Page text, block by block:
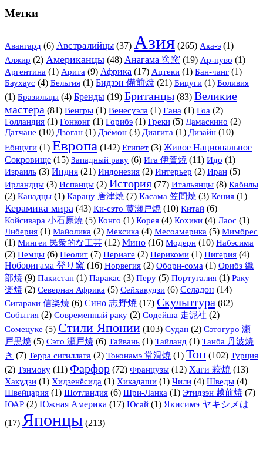
Метки
Авангард (6) Австралийцы (37) Азия (265) Ака-э (1)
Алжир (2) Американцы (48) Анагама 窖窯 (19) Ар-нуво (1)
Аргентина (1) Арита (9) Африка (17) Ацтеки (1) Бан-чанг (1)
Баухаус (4) Бельгия (1) Бидзэн 備前焼 (21) Бицуги (1) Боливия
(1) Бразильцы (4) Бренды (19) Британцы (83) Великие
мастера (81) Венгры (1) Венесуэла (1) Гана (1) Гоа (2)
Голландия (1) Гонконг (1) Горибэ (1) Греки (5) Дамаскино (2)
Датчане (10) Дзоган (1) Дзёмон (3) Диагита (1) Дизайн (10)
Ебицуги (1) Европа (142) Египет (3) Живое Национальное
Сокровище (15) Западный раку (6) Ига 伊賀焼 (11) Идо (1)
Израиль (3) Индия (21) Индонезия (2) Интерьер (2) Иран (5)
Ирландцы (3) Испанцы (2) История (77) Итальянцы (8) Кабилы
(2) Канадцы (1) Карацу 唐津焼 (7) Касама 笠間焼 (3) Кения (1)
Керамика мира (43) Ки-сэто 黄瀬戸焼 (10) Китай (6)
Койсивара 小石原焼 (5) Конго (1) Корея (4) Кохики (4) Лаос (1)
Либерия (1) Майолика (2) Мексика (4) Месоамерика (5) Мимбрес
(1) Мингеи 民衆的な工芸 (12) Мино (16) Модерн (10) Набэсима
(2) Немцы (6) Неолит (7) Нериаге (2) Нерикоми (1) Нигерия (4)
Ноборигама 登り窯 (16) Норвегия (2) Обори-сома (1) Орибэ 織
部焼 (9) Пакистан (1) Паракас (3) Перу (5) Португалия (1) Раку
楽焼 (2) Северная Африка (5) Сейхакудзи (6) Селадон (14)
Сигараки 信楽焼 (6) Сино 志野焼 (17) Скульптура (82)
События (2) Современный раку (2) Содейша 走泥社 (2)
Сомецуке (5) Стили Японии (103) Судан (2) Сэтогуро 瀬
戸黒焼 (5) Сэто 瀬戸焼 (6) Тайвань (1) Тайланд (1) Танба 丹波焼
き (7) Терра сигиллата (2) Токонамэ 常滑焼 (1) Топ (102) Турция
(2) Тэнмоку (11) Фарфор (72) Французы (12) Хаги 萩焼 (13)
Хакудзи (1) Хидзенёсида (1) Хикадаши (1) Чили (4) Шведы (4)
Швейцария (1) Шотландия (6) Шри-Ланка (1) Этидзэн 越前焼 (7)
ЮАР (2) Южная Америка (17) Юсай (1) Якисимэ ヤキシメは
(17) Японцы (213)